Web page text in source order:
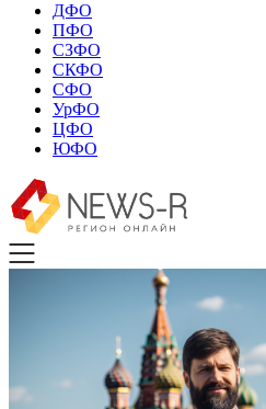
ДФО
ПФО
СЗФО
СКФО
СФО
УрФО
ЦФО
ЮФО